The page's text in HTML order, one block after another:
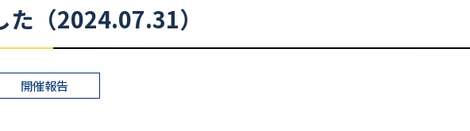
た （2024.07.31）
開催報告